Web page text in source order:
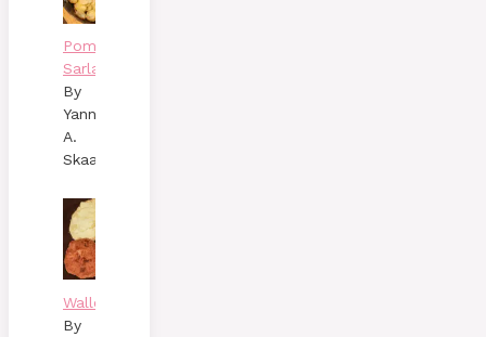
Pommes
Sarladaises
By
Yann
A.
Skaalen
Wallenbergare
By